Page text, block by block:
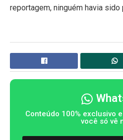
reportagem, ninguém havia sido
Conteúdo 100% exclusivo
você só vê